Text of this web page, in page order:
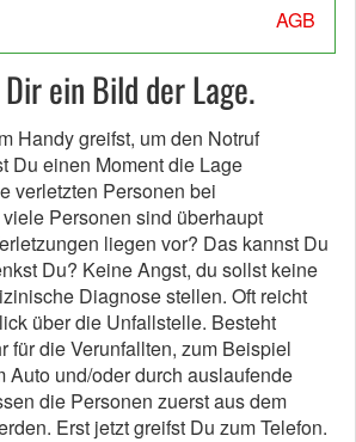
AGB
ein Bild der Lage.
Handy greifst, um den Notruf
Du einen Moment die Lage
verletzten Personen bei
Personen sind überhaupt
liegen vor? Das kannst Du
Du? Keine Angst, du sollst keine
Diagnose stellen. Oft reicht
über die Unfallstelle. Besteht
für die Verunfallten, zum Beispiel
Auto und/oder durch auslaufende
die Personen zuerst aus dem
Erst jetzt greifst Du zum Telefon.